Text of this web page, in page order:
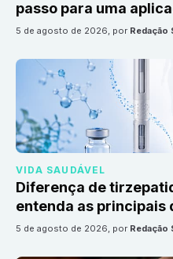
passo para uma
5 de agosto de 2026, por Redação
VIDA SAUDÁVEL
Diferença de
entenda as principais
5 de agosto de 2026, por Redação